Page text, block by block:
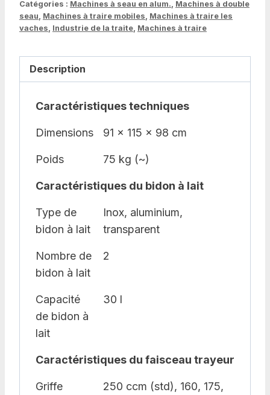
Catégories : Machines à seau en alum., Machines à double
seau, Machines à traire mobiles, Machines à traire les
vaches, Industrie de la traite, Machines à traire
Description
Caractéristiques techniques
Dimensions 91 x 115 x 98 cm
Poids 75 kg (~)
Caractéristiques du bidon à lait
Type de
bidon à lait
Inox, aluminium,
transparent
Nombre de
bidon à lait
2
Capacité
de bidon à
lait
30 l
Caractéristiques du faisceau trayeur
Griffe
250 ccm (std), 160, 175,